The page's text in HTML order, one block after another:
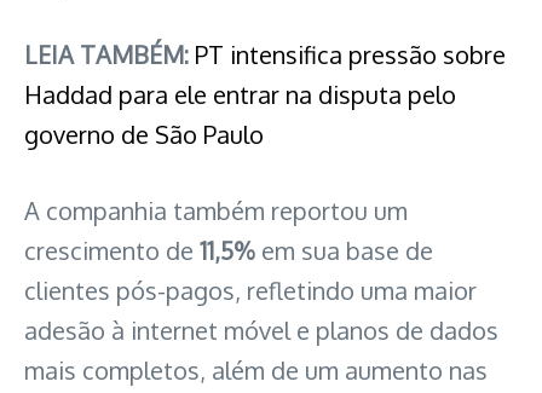
LEIA TAMBÉM: PT intensifica pressão sobre
Haddad para ele entrar na disputa pelo
governo de São Paulo
A companhia também reportou um
crescimento de 11,5% em sua base de
clientes pós-pagos, refletindo uma maior
adesão à internet móvel e planos de dados
mais completos, além de um aumento nas